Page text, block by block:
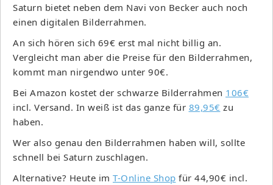
Saturn bietet neben dem Navi von Becker auch noch
einen digitalen Bilderrahmen.
An sich hören sich 69€ erst mal nicht billig an.
Vergleicht man aber die Preise für den Bilderrahmen,
kommt man nirgendwo unter 90€.
Bei Amazon kostet der schwarze Bilderrahmen 106€
incl. Versand. In weiß ist das ganze für 89,95€ zu
haben.
Wer also genau den Bilderrahmen haben will, sollte
schnell bei Saturn zuschlagen.
Alternative? Heute im T-Online Shop für 44,90€ incl.